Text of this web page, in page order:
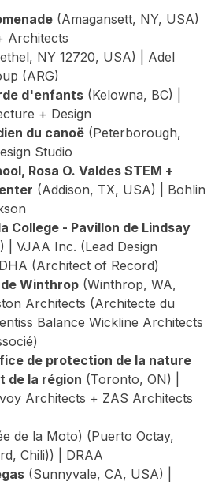
(Amagansett, NY, USA)
Architects
NY 12720, USA) | Adel
(ARG)
d'enfants (Kelowna, BC) |
+ Design
du canoë (Peterborough,
Studio
Rosa O. Valdes STEM +
(Addison, TX, USA) | Bohlin
College - Pavillon de Lindsay
| VJAA Inc. (Lead Design
(Architect of Record)
Winthrop (Winthrop, WA,
Architects (Architecte du
Balance Wickline Architects
de protection de la nature
de la région (Toronto, ON) |
Architects + ZAS Architects
de la Moto) (Puerto Octay,
Chili)) | DRAA
(Sunnyvale, CA, USA) |